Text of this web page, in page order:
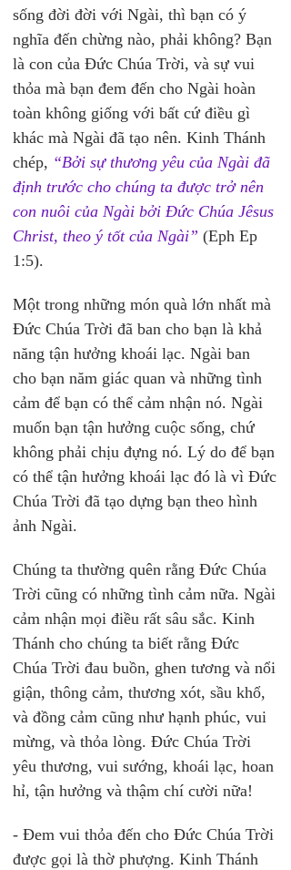
sống đời đời với Ngài, thì bạn có ý
nghĩa đến chừng nào, phải không? Bạn
là con của Đức Chúa Trời, và sự vui
thỏa mà bạn đem đến cho Ngài hoàn
toàn không giống với bất cứ điều gì
khác mà Ngài đã tạo nên. Kinh Thánh
chép, “Bởi sự thương yêu của Ngài đã
định trước cho chúng ta được trở nên
con nuôi của Ngài bởi Đức Chúa Jêsus
Christ, theo ý tốt của Ngài” (Eph Ep
1:5).
Một trong những món quà lớn nhất mà
Đức Chúa Trời đã ban cho bạn là khả
năng tận hưởng khoái lạc. Ngài ban
cho bạn năm giác quan và những tình
cảm để bạn có thể cảm nhận nó. Ngài
muốn bạn tận hưởng cuộc sống, chứ
không phải chịu đựng nó. Lý do để bạn
có thể tận hưởng khoái lạc đó là vì Đức
Chúa Trời đã tạo dựng bạn theo hình
ảnh Ngài.
Chúng ta thường quên rằng Đức Chúa
Trời cũng có những tình cảm nữa. Ngài
cảm nhận mọi điều rất sâu sắc. Kinh
Thánh cho chúng ta biết rằng Đức
Chúa Trời đau buồn, ghen tương và nổi
giận, thông cảm, thương xót, sầu khổ,
và đồng cảm cũng như hạnh phúc, vui
mừng, và thỏa lòng. Đức Chúa Trời
yêu thương, vui sướng, khoái lạc, hoan
hỉ, tận hưởng và thậm chí cười nữa!
- Đem vui thỏa đến cho Đức Chúa Trời
được gọi là thờ phượng. Kinh Thánh